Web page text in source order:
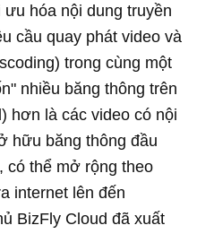
hóa nội dung truyền
cầu quay phát video và
trong cùng một
nhiều băng thông trên
hơn là các video có nội
hữu băng thông đầu
có thể mở rộng theo
internet lên đến
BizFly Cloud đã xuất